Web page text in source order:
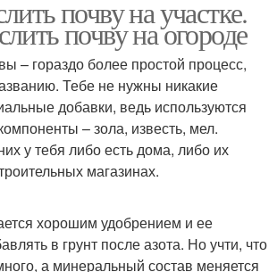
почву на участке.
почву на огороде
– гораздо более простой процесс,
Тебе не нужны никакие
добавки, ведь используются
– зола, известь, мел.
у тебя либо есть дома, либо их
магазинах.
хорошим удобрением и ее
в грунт после азота. Но учти, что
а минеральный состав меняется